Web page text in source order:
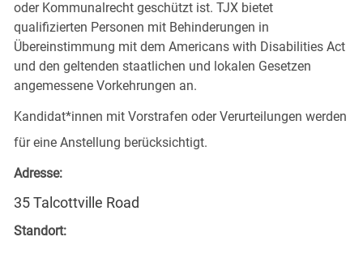
oder Kommunalrecht geschützt ist. TJX bietet
qualifizierten Personen mit Behinderungen in
Übereinstimmung mit dem Americans with Disabilities Act
und den geltenden staatlichen und lokalen Gesetzen
angemessene Vorkehrungen an.
Kandidat*innen mit Vorstrafen oder Verurteilungen werden
für eine Anstellung berücksichtigt.
Adresse:
35 Talcottville Road
Standort: